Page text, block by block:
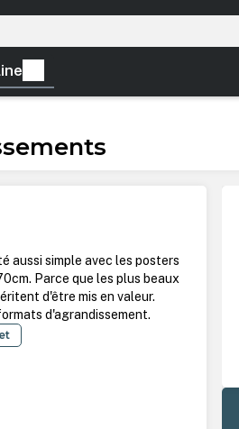
aussi simple avec les posters
Parce que les plus beaux
d'être mis en valeur.
d'agrandissement.